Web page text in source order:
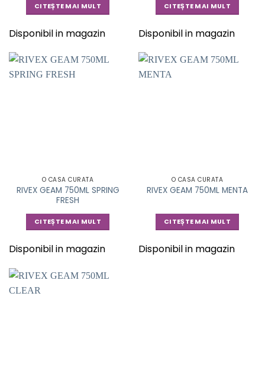
CITEȘTE MAI MULT
Disponibil in magazin
CITEȘTE MAI MULT
Disponibil in magazin
O CASA CURATA
RIVEX GEAM 750ML SPRING
FRESH
CITEȘTE MAI MULT
Disponibil in magazin
O CASA CURATA
RIVEX GEAM 750ML MENTA
CITEȘTE MAI MULT
Disponibil in magazin